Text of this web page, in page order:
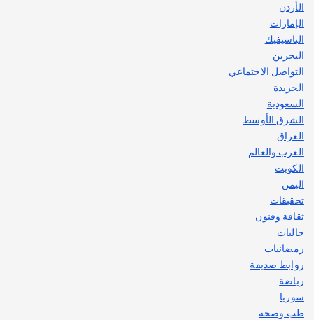
الأردن
الإمارات
الباسيفيك
البحرين
التواصل الاجتماعي
الجريدة
السعودية
الشرق الأوسط
العراق
العرب والعالم
الكويت
اليمن
تحقيقات
ثقافة وفنون
جاليات
رمضانيات
روابط صديقة
رياضة
سوريا
طب وصحة